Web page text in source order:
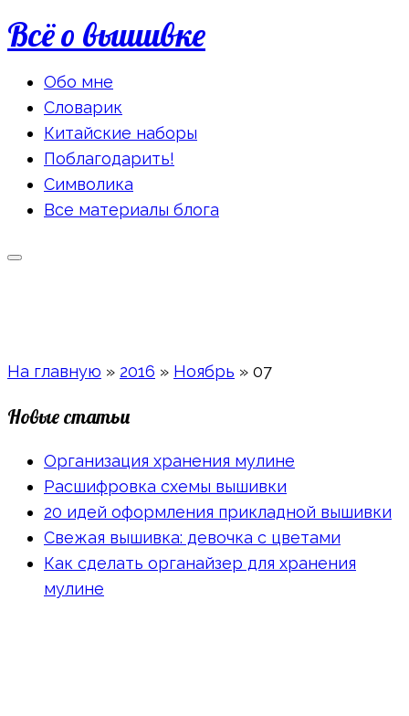
Всё о вышивке
Обо мне
Словарик
Китайские наборы
Поблагодарить!
Символика
Все материалы блога
На главную » 2016 » Ноябрь » 07
Новые статьи
Организация хранения мулине
Расшифровка схемы вышивки
20 идей оформления прикладной вышивки
Свежая вышивка: девочка с цветами
Как сделать органайзер для хранения
мулине